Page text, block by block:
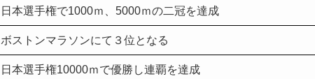
日本選手権で1000ｍ、5000ｍの二冠を達成
ボストンマラソンにて３位となる
日本選手権10000ｍで優勝し連覇を達成